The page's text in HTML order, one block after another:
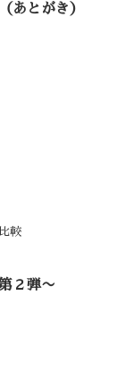
あとがき）
較
２弾〜